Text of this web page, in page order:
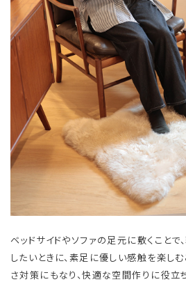
ベッドサイドやソファの足元に敷くことで
したいときに、素足に優しい感触を楽し
さ対策にもなり、快適な空間作りに役立ち